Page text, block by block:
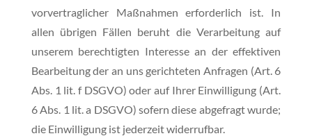
vorvertraglicher Maßnahmen erforderlich ist. In
allen übrigen Fällen beruht die Verarbeitung auf
unserem berechtigten Interesse an der effektiven
Bearbeitung der an uns gerichteten Anfragen (Art. 6
Abs. 1 lit. f DSGVO) oder auf Ihrer Einwilligung (Art.
6 Abs. 1 lit. a DSGVO) sofern diese abgefragt wurde;
die Einwilligung ist jederzeit widerrufbar.